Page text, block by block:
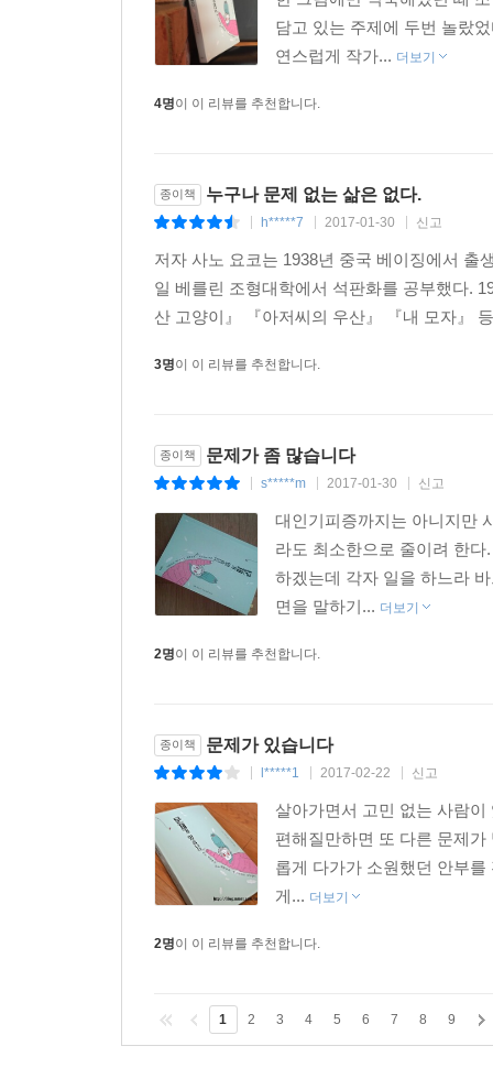
담고 있는 주제에 두번 놀랐
연스럽게 작가... 더보기
4명이 이 리뷰를 추천합니다.
종이책 누구나 문제 없는 삶은 없다.
h*****7 2017-01-30 신고
저자 사노 요코는 1938년 중국 베이징에서 출
일 베를린 조형대학에서 석판화를 공부했다.
산 고양이』 『아저씨의 우산』 『내 모자』
3명이 이 리뷰를 추천합니다.
종이책 문제가 좀 많습니다
s*****m 2017-01-30 신고
대인기피증까지는 아니지만
라도 최소한으로 줄이려 한
하겠는데 각자 일을 하느라
면을 말하기... 더보기
2명이 이 리뷰를 추천합니다.
종이책 문제가 있습니다
l*****1 2017-02-22 신고
살아가면서 고민 없는 사람
편해질만하면 또 다른 문제
롭게 다가가 소원했던 안부
게... 더보기
2명이 이 리뷰를 추천합니다.
1 2 3 4 5 6 7 8 9